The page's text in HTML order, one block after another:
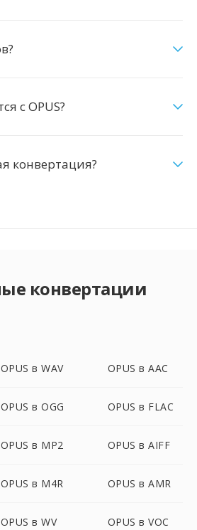
с OPUS?
конвертация?
конвертации
OPUS в WAV OPUS в AAC
OPUS в OGG OPUS в FLAC
OPUS в MP2 OPUS в AIFF
OPUS в M4R OPUS в AMR
OPUS в WV OPUS в VOC